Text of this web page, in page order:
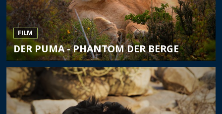
FILM
DER PUMA - PHANTOM DER BERGE